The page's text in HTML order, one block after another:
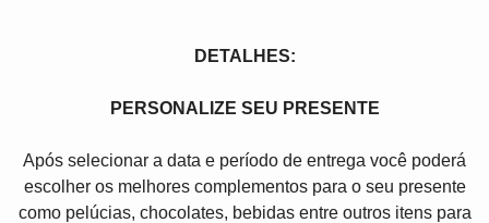
DETALHES:
PERSONALIZE SEU PRESENTE
Após selecionar a data e período de entrega você poder
escolher os melhores complementos para o seu presente
como pelúcias, chocolates, bebidas entre outros itens para